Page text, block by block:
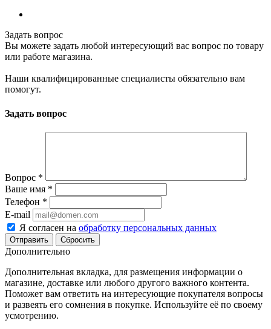
Задать вопрос
Вы можете задать любой интересующий вас вопрос по товару
или работе магазина.
Наши квалифицированные специалисты обязательно вам
помогут.
Задать вопрос
Вопрос *
Ваше имя *
Телефон *
E-mail
Я согласен на обработку персональных данных
Сбросить
Дополнительно
Дополнительная вкладка, для размещения информации о
магазине, доставке или любого другого важного контента.
Поможет вам ответить на интересующие покупателя вопросы
и развеять его сомнения в покупке. Используйте её по своему
усмотрению.